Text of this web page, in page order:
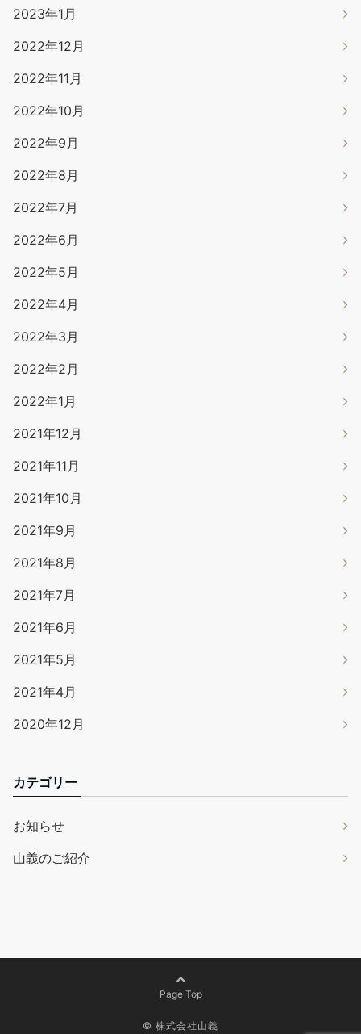
2023年1月
2022年12月
2022年11月
2022年10月
2022年9月
2022年8月
2022年7月
2022年6月
2022年5月
2022年4月
2022年3月
2022年2月
2022年1月
2021年12月
2021年11月
2021年10月
2021年9月
2021年8月
2021年7月
2021年6月
2021年5月
2021年4月
2020年12月
カテゴリー
お知らせ
山義のご紹介
Page Top
© 株式会社山義